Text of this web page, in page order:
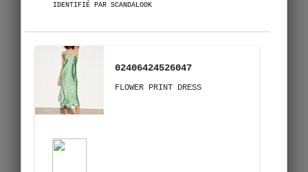
IDENTIFIÉ PAR SCANDALOOK
02406424526047
FLOWER PRINT DRESS